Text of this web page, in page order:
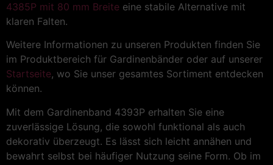
4385P mit 80 mm Breite eine stabile Alternative mit
klaren Falten.
Weitere Informationen zu unseren Produkten finden Sie
im Produktbereich für Gardinenbänder oder auf unserer
Startseite, wo Sie unser gesamtes Sortiment entdecken
können.
Mit dem Gardinenband 4393P erhalten Sie eine
zuverlässige Lösung, die sowohl funktional als auch
dekorativ überzeugt. Es lässt sich leicht annähen und
bewahrt selbst bei häufiger Nutzung seine Form. Ob im